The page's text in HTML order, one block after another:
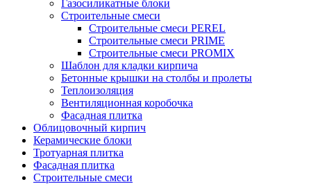
Газосиликатные блоки
Строительные смеси
Строительные смеси PEREL
Строительные смеси PRIME
Строительные смеси PROMIX
Шаблон для кладки кирпича
Бетонные крышки на столбы и пролеты
Теплоизоляция
Вентиляционная коробочка
Фасадная плитка
Облицовочный кирпич
Керамические блоки
Тротуарная плитка
Фасадная плитка
Строительные смеси